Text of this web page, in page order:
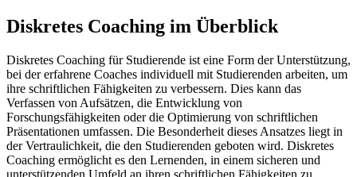
Diskretes Coaching im Überblick
Diskretes Coaching für Studierende ist eine Form der Unterstützung,
bei der erfahrene Coaches individuell mit Studierenden arbeiten, um
ihre schriftlichen Fähigkeiten zu verbessern. Dies kann das
Verfassen von Aufsätzen, die Entwicklung von
Forschungsfähigkeiten oder die Optimierung von schriftlichen
Präsentationen umfassen. Die Besonderheit dieses Ansatzes liegt in
der Vertraulichkeit, die den Studierenden geboten wird. Diskretes
Coaching ermöglicht es den Lernenden, in einem sicheren und
unterstützenden Umfeld an ihren schriftlichen Fähigkeiten zu